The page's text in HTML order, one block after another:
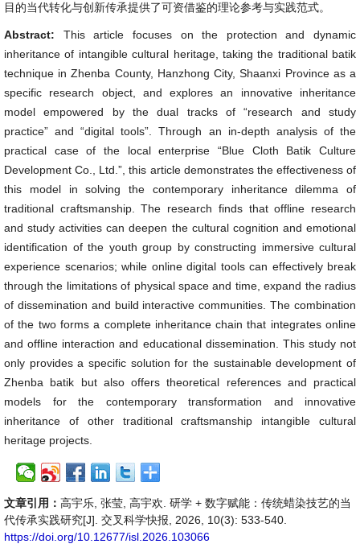
目的当代转化与创新传承提供了可资借鉴的理论参考与实践范式。
Abstract: This article focuses on the protection and dynamic
inheritance of intangible cultural heritage, taking the traditional batik
technique in Zhenba County, Hanzhong City, Shaanxi Province as a
specific research object, and explores an innovative inheritance
model empowered by the dual tracks of “research and study
practice” and “digital tools”. Through an in-depth analysis of the
practical case of the local enterprise “Blue Cloth Batik Culture
Development Co., Ltd.”, this article demonstrates the effectiveness of
this model in solving the contemporary inheritance dilemma of
traditional craftsmanship. The research finds that offline research
and study activities can deepen the cultural cognition and emotional
identification of the youth group by constructing immersive cultural
experience scenarios; while online digital tools can effectively break
through the limitations of physical space and time, expand the radius
of dissemination and build interactive communities. The combination
of the two forms a complete inheritance chain that integrates online
and offline interaction and educational dissemination. This study not
only provides a specific solution for the sustainable development of
Zhenba batik but also offers theoretical references and practical
models for the contemporary transformation and innovative
inheritance of other traditional craftsmanship intangible cultural
heritage projects.
文章引用： 高宇乐, 张莹, 高宇欢. 研学 + 数字赋能：传统蜡染技艺的当
代传承实践研究[J]. 交叉科学快报, 2026, 10(3): 533-540.
https://doi.org/10.12677/isl.2026.103066